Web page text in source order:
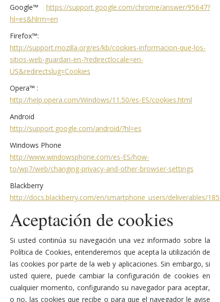
Google™ https://support.google.com/chrome/answer/95647?
hl=es&hlrm=en
Firefox™:
http://support.mozilla.org/es/kb/cookies-informacion-que-los-
sitios-web-guardan-en-?redirectlocale=en-
US&redirectslug=Cookies
Opera™ :
http://help.opera.com/Windows/11.50/es-ES/cookies.html
Android
http://support.google.com/android/?hl=es
Windows Phone
http://www.windowsphone.com/es-ES/how-
to/wp7/web/changing-privacy-and-other-browser-settings
Blackberry
http://docs.blackberry.com/en/smartphone_users/deliverables/
Aceptación de cookies
Si usted continúa su navegación una vez informado sobre la
Política de Cookies, entenderemos que acepta la utilización de
las cookies por parte de la web y aplicaciones. Sin embargo, si
usted quiere, puede cambiar la configuración de cookies en
cualquier momento, configurando su navegador para aceptar,
o no, las cookies que recibe o para que el navegador le avise